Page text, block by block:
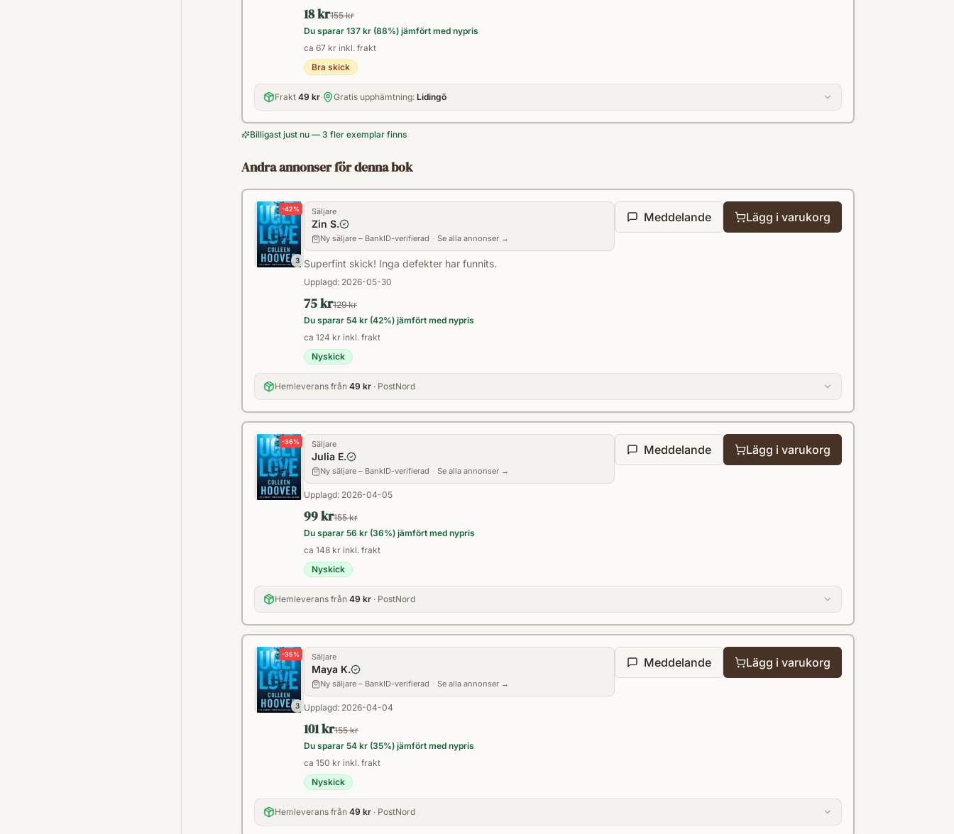
18 kr155 kr
Du sparar 137 kr (88%) jämfört med nypris
ca 67 kr inkl. frakt
Bra skick
Frakt 49 kr· Gratis upphämtning: Lidingö
Billigast just nu — 3 fler exemplar finns
Andra annonser för denna bok
-42%
3
Säljare
Zin S.
Ny säljare – BankID-verifierad · Se alla annonser →
Superfint skick! Inga defekter har funnits.
Upplagd: 2026-05-30
75 kr129 kr
Du sparar 54 kr (42%) jämfört med nypris
ca 124 kr inkl. frakt
Nyskick
Meddelande Lägg i varukorg
Hemleverans från 49 kr · PostNord
-36% Säljare
Julia E.
Ny säljare – BankID-verifierad · Se alla annonser →
Upplagd: 2026-04-05
99 kr155 kr
Du sparar 56 kr (36%) jämfört med nypris
ca 148 kr inkl. frakt
Nyskick
Meddelande Lägg i varukorg
Hemleverans från 49 kr · PostNord
-35%
3
Säljare
Maya K.
Ny säljare – BankID-verifierad · Se alla annonser →
Upplagd: 2026-04-04
101 kr155 kr
Du sparar 54 kr (35%) jämfört med nypris
ca 150 kr inkl. frakt
Nyskick
Meddelande Lägg i varukorg
Hemleverans från 49 kr · PostNord